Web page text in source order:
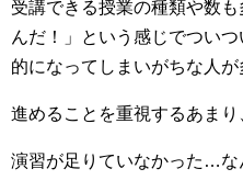
受講できる授業の種類や数
んだ！」という感じでつい
的になってしまいがちな人が
進めることを重視するあまり
演習が足りていなかった…な